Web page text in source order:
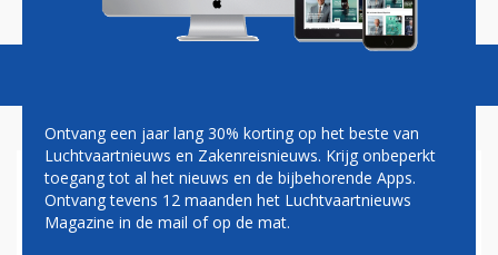
'AIRBUS LEVERT MINDER
A320NEO'S DAN GEPLAND'
Ontvang een jaar lang 30% korting op het beste van
Luchtvaartnieuws en Zakenreisnieuws. Krijg onbeperkt
toegang tot al het nieuws en de bijbehorende Apps.
Ontvang tevens 12 maanden het Luchtvaartnieuws
Magazine in de mail of op de mat.